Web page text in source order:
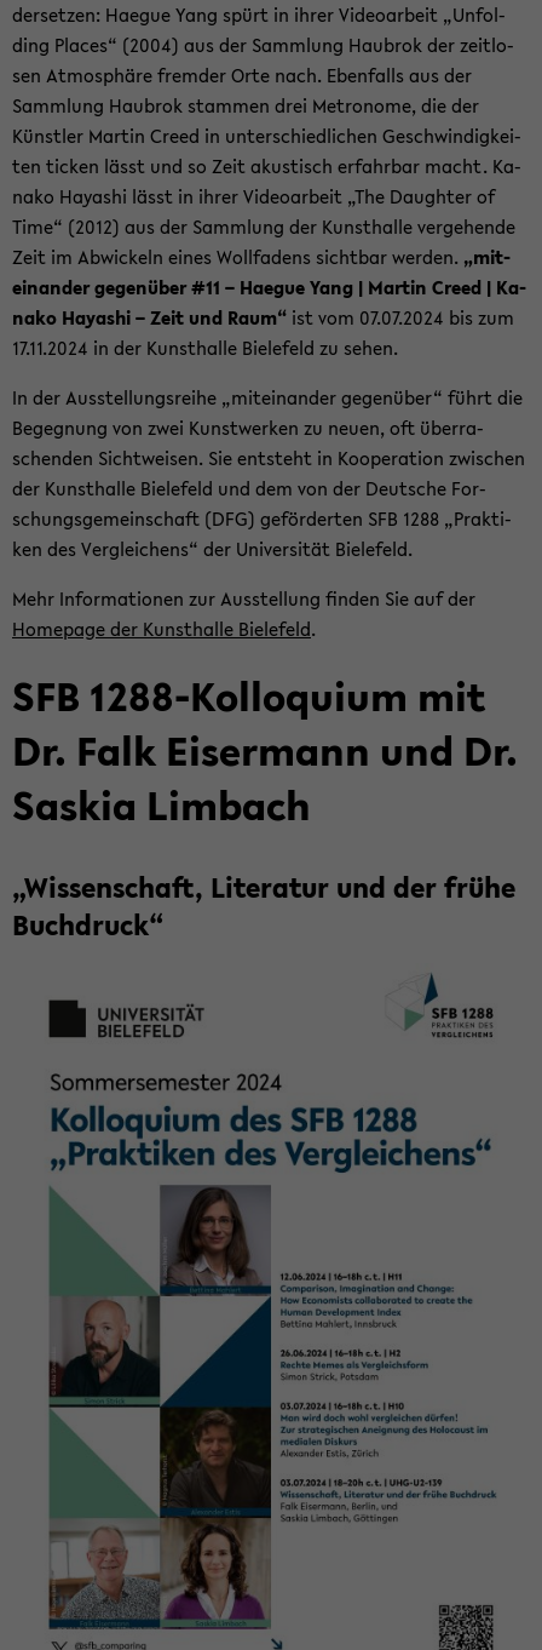
der­set­zen: Ha­e­gue Yang spürt in ihrer Vi­deo­ar­beit „Un­fol­
ding Places“ (2004) aus der Samm­lung Hau­brok der zeit­lo­
sen At­mo­sphä­re frem­der Orte nach. Eben­falls aus der
Samm­lung Hau­brok stam­men drei Me­tro­no­me, die der
Künst­ler Mar­tin Creed in un­ter­schied­li­chen Ge­schwin­dig­kei­
ten ti­cken lässt und so Zeit akus­tisch er­fahr­bar macht. Ka­
na­ko Ha­ya­shi lässt in ihrer Vi­deo­ar­beit „The Daugh­ter of
Time“ (2012) aus der Samm­lung der Kunst­hal­le ver­ge­hen­de
Zeit im Ab­wi­ckeln eines Woll­fa­dens sicht­bar wer­den. „mit­
ein­an­der ge­gen­über #11 – Ha­e­gue Yang | Mar­tin Creed | Ka­
na­ko Ha­ya­shi – Zeit und Raum“ ist vom 07.07.2024 bis zum
17.11.2024 in der Kunst­hal­le Bie­le­feld zu sehen.
In der Aus­stel­lungs­rei­he „mit­ein­an­der ge­gen­über“ führt die
Be­geg­nung von zwei Kunst­wer­ken zu neuen, oft über­ra­
schen­den Sicht­wei­sen. Sie ent­steht in Ko­ope­ra­ti­on zwi­schen
der Kunst­hal­le Bie­le­feld und dem von der Deut­sche For­
schungs­ge­mein­schaft (DFG) ge­för­der­ten SFB 1288 „Prak­ti­
ken des Ver­glei­chens“ der Uni­ver­si­tät Bie­le­feld.
Mehr In­for­ma­tio­nen zur Aus­stel­lung fin­den Sie auf der
Home­page der Kunst­hal­le Bie­le­feld.
SFB 1288-​Kolloquium mit
Dr. Falk Eis­er­mann und Dr.
Sas­kia Lim­bach
„Wis­sen­schaft, Li­te­ra­tur und der frühe
Buch­druck“